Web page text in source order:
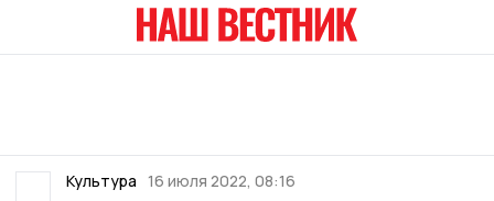
Культура 16 июля 2022, 08:16